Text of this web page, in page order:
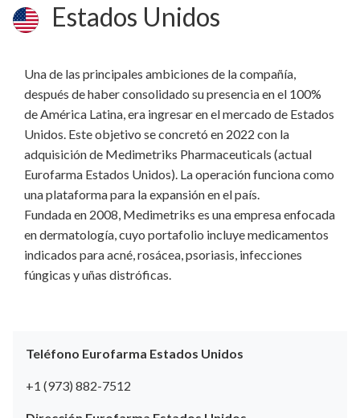
Estados Unidos
Una de las principales ambiciones de la compañía,
después de haber consolidado su presencia en el 100%
de América Latina, era ingresar en el mercado de Estados
Unidos. Este objetivo se concretó en 2022 con la
adquisición de Medimetriks Pharmaceuticals (actual
Eurofarma Estados Unidos). La operación funciona como
una plataforma para la expansión en el país.
Fundada en 2008, Medimetriks es una empresa enfocada
en dermatología, cuyo portafolio incluye medicamentos
indicados para acné, rosácea, psoriasis, infecciones
fúngicas y uñas distróficas.
Teléfono Eurofarma Estados Unidos
+1 (973) 882-7512